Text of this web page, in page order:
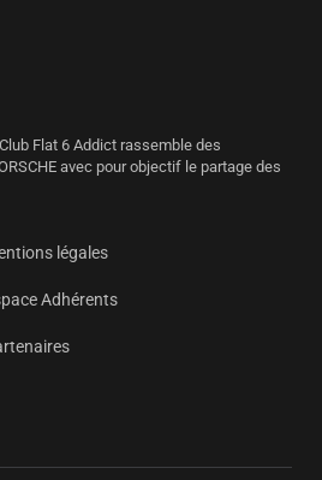
Flat 6 Addict rassemble des
avec pour objectif le partage des
légales
Adhérents